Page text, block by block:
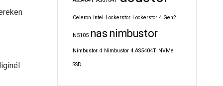
Celeron Intel Lockerstor Lockerstor 4 Gen2
N5105 nas nimbustor
Nimbustor 4 Nimbustor 4 AS5404T NVMe
SSD